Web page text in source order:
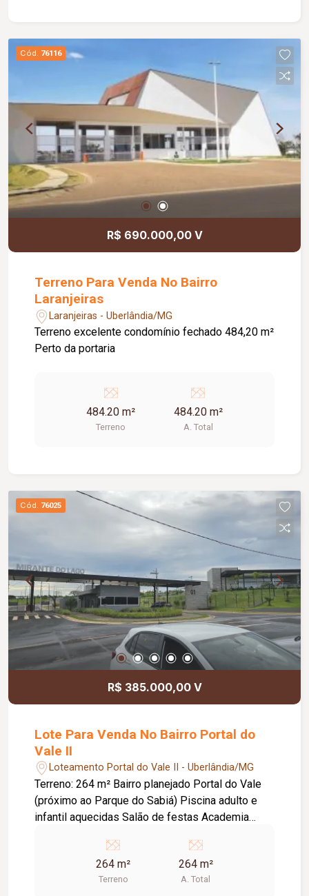
Cód. 76116
R$ 690.000,00 V
Terreno Para Venda No Bairro
Laranjeiras
Laranjeiras - Uberlândia/MG
Terreno excelente condomínio fechado 484,20 m²
Perto da portaria
484.20 m²
Terreno
484.20 m²
A. Total
Cód. 76025
R$ 385.000,00 V
Lote Para Venda No Bairro Portal do
Vale II
Loteamento Portal do Vale II - Uberlândia/MG
Terreno: 264 m² Bairro planejado Portal do Vale
(próximo ao Parque do Sabiá) Piscina adulto e
infantil aquecidas Salão de festas Academia
Salão de jogos Espaço coworking com diversas
posições de trabalho e sala de reuniões
reservada 2 quiosques completos para
264 m²
Terreno
264 m²
A. Total